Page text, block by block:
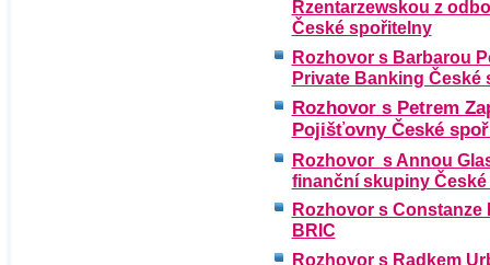
Rzentarzewskou z
České spořitelny
Rozhovor s Barbarou
Private Banking České
Rozhovor s Petrem
Pojišťovny České
Rozhovor s Annou
finanční skupiny
Rozhovor s Constanze
BRIC
Rozhovor s Radkem